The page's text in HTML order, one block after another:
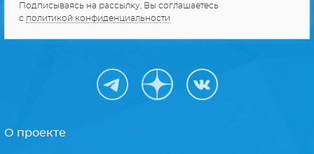
Подписываясь на рассылку, Вы соглашаетесь
с политикой конфиденциальности
О проекте